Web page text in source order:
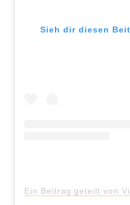
Sieh dir diesen